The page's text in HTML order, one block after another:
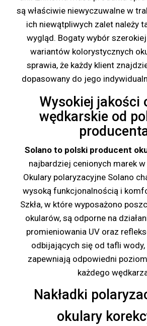
są właściwie niewyczuwalne w
ich niewątpliwych zalet należy
wygląd. Bogaty wybór
wariantów kolorystycznych
sprawia, że każdy klient
dopasowany do jego
Wysokiej jakości
wędkarskie od
Solano to polski producent
najbardziej cenionych marek
Okulary polaryzacyjne Solano
wysoką funkcjonalnością i
Szkła, w które wyposażono
okularów, są odporne na
promieniowania UV oraz
odbijających się od tafli
zapewniają odpowiedni
każdego
Nakładki
okulary